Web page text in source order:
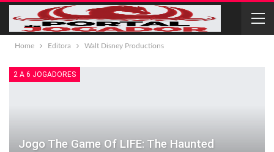
Home Editora Walt Disney Productions
2 A 6 JOGADORES
Jogo The Game Of LIFE: The Haunted